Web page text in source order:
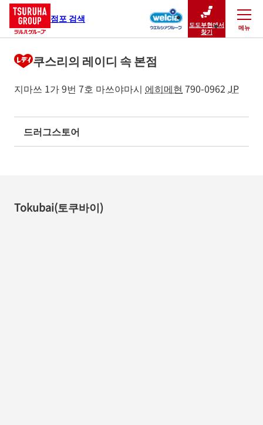
점포 검색
도도부현에서
찾기
메뉴
닫기
쿠스리의 레이디 속 본점
지마쓰 1가 9번 7호 마쓰야마시 에히메현 790-0962 JP
드러그스토어
Tokubai(토쿠바이)